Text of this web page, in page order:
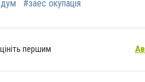
#заес окупація
першим